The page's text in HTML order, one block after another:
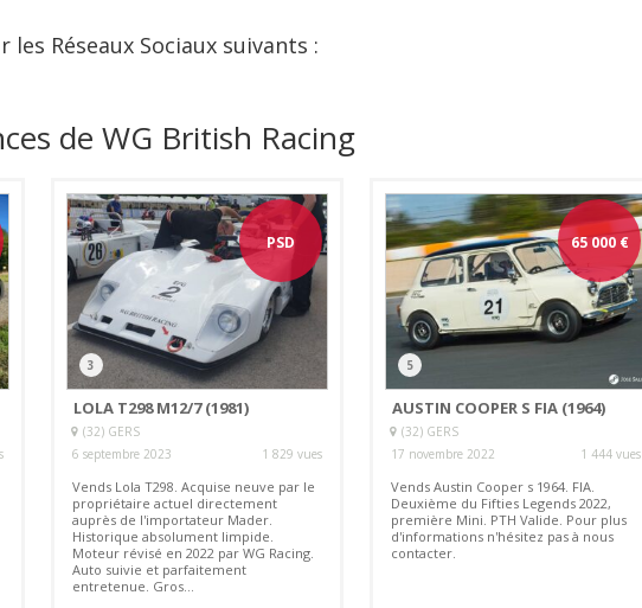
Réseaux Sociaux suivants :
de WG British Racing
PSD
3
LOLA T298 M12/7 (1981)
(32) GERS
6 septembre 2023
1 829 vues
Vends Lola T298. Acquise neuve par le
propriétaire actuel directement
auprès de l'importateur Mader.
Historique absolument limpide.
Moteur révisé en 2022 par WG Racing.
Auto suivie et parfaitement
entretenue. Gros...
65 000€
5
AUSTIN COOPER S FIA (1964)
(32) GERS
17 novembre 2022
1 444 vues
Vends Austin Cooper s 1964. FIA.
Deuxième du Fifties Legends 2022,
première Mini. PTH Valide. Pour plus
d'informations n'hésitez pas à nous
contacter.